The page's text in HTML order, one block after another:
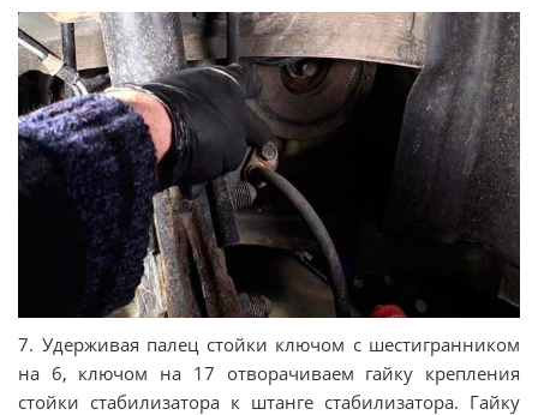
7. Удерживая палец стойки ключом с шестигранником
на 6, ключом на 17 отворачиваем гайку крепления
стойки стабилизатора к штанге стабилизатора. Гайку